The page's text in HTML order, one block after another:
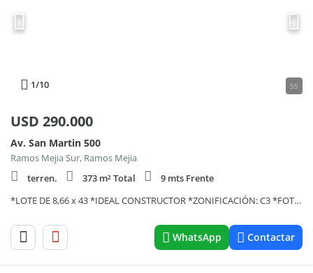
1/10 55
USD 290.000
Av. San Martin 500
Ramos Mejia Sur, Ramos Mejia
terren.
373 m² Total
9 mts Frente
*LOTE DE 8,66 x 43 *IDEAL CONSTRUCTOR *ZONIFICACIÓN: C3 *FOT: 2 *FOS: 0,6
WhatsApp Contactar